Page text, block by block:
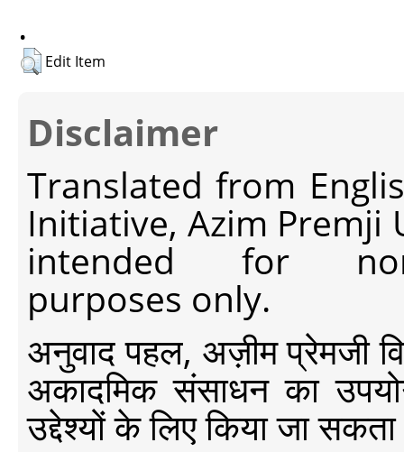
.
Edit Item
Disclaimer
Translated from
Initiative, Azim Premji
intended for non-
purposes only.
अनुवाद पहल, अज़ीम प्रेमजी
अकादमिक संसाधन का
उद्देश्यों के लिए किया जा